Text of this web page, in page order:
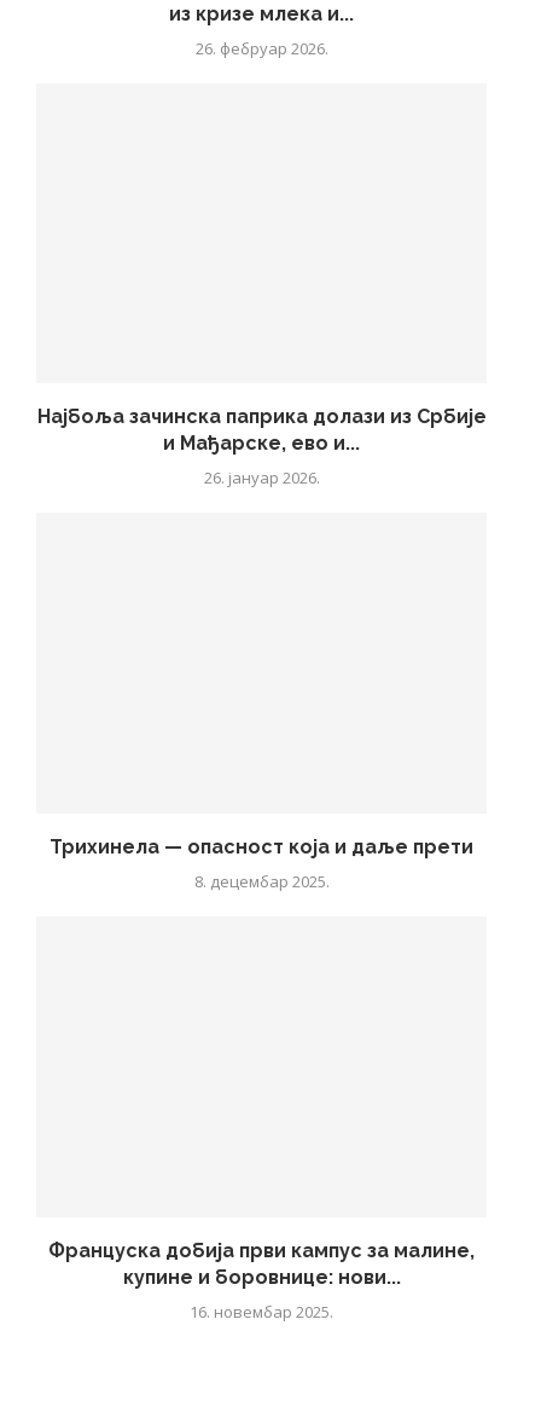
из кризе млека и...
26. фебруар 2026.
Најбоља зачинска паприка долази из Србије
и Мађарске, ево и...
26. јануар 2026.
Трихинела — опасност која и даље прети
8. децембар 2025.
Француска добија први кампус за малине,
купине и боровнице: нови...
16. новембар 2025.